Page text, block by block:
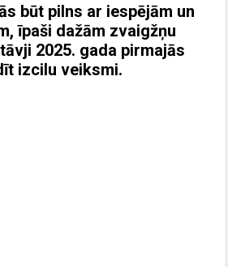
būt pilns ar iespējām un
īpaši dažām zvaigžņu
2025. gada pirmajās
izcilu veiksmi.